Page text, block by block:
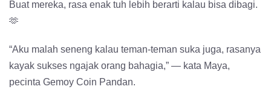
Buat mereka, rasa enak tuh lebih berarti kalau bisa dibagi.
🫶
“Aku malah seneng kalau teman-teman suka juga, rasanya
kayak sukses ngajak orang bahagia,” — kata Maya,
pecinta Gemoy Coin Pandan.